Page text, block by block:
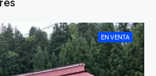
EN VENTA